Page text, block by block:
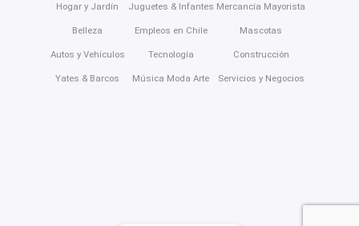
Hogar y Jardín
Belleza
Autos y Vehículos
Yates & Barcos
Juguetes & Infantes
Empleos en Chile
Tecnología
Música Moda Arte
Mercancía Mayorista
Mascotas
Construcción
Servicios y Negocios